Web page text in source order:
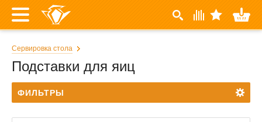
Сервировка стола
Подставки для яиц
ФИЛЬТРЫ